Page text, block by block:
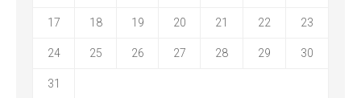
17 18 19 20 21 22 23
24 25 26 27 28 29 30
31